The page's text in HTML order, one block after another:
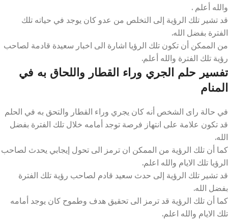
والله أعلم .
قد تشير تلك الرؤية إلى التخلص من عدو كان يوجد في حياته تلك
الفترة بفضل الله.
من الممكن أن تكون تلك الرؤيا اشارة الى اخبار سعيدة قادمة لصاحب
رؤية تلك الفترة والله أعلم.
تفسير حلم الجري وراء القطار واللحاق به في
المنام
في حالة راى الشخص أنه كان يجري وراء القطار والتحق به في الحلم
قد تكون علامة على انتهاز فرصة توجد أمامه خلال تلك الفترة بفضل
الله.
كما أن تلك الرؤية من الممكن ان ترمز الى تحول إيجابي يحدث لصاحب
الرؤيا تلك الايام والله اعلم.
قد تشير تلك الرؤية إلى حدث سعيد قادم لصاحب رؤية تلك الفترة
بفضل الله.
كما أن تلك الرؤية قد ترمز الى تحقيق هدف وطموح كان يوجد أمامه
تلك الايام والله اعلم.